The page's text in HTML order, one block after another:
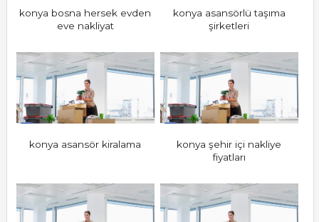
konya bosna hersek evden
eve nakliyat
konya asansörlü taşıma
şirketleri
konya asansör kiralama
konya şehir içi nakliye
fiyatları